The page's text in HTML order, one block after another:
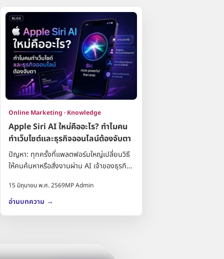
Online Marketing · Knowledge
Apple Siri AI ใหม่คืออะไร? ทำไมคน
ทำเว็บไซต์และธุรกิจออนไลน์ต้องจับตา
ปัญหา: ทุกครั้งที่แพลตฟอร์มใหญ่เปลี่ยนวิธี
ให้คนค้นหาหรือสั่งงานผ่าน AI เจ้าของธุรกิจ
15 มิถุนายน พ.ศ. 2569MP Admin
อ่านบทความ →